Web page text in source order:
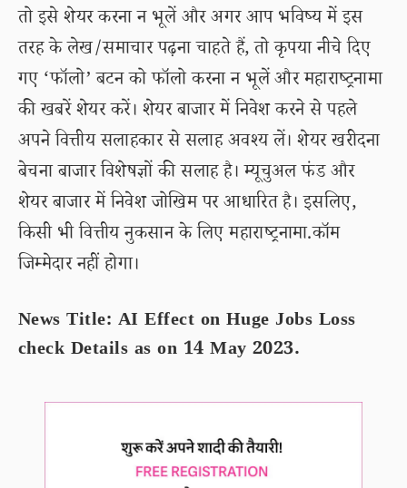
तो इसे शेयर करना न भूलें और अगर आप भविष्य में इस
तरह के लेख/समाचार पढ़ना चाहते हैं, तो कृपया नीचे दिए
गए ‘फॉलो’ बटन को फॉलो करना न भूलें और महाराष्ट्रनामा
की खबरें शेयर करें। शेयर बाजार में निवेश करने से पहले
अपने वित्तीय सलाहकार से सलाह अवश्य लें। शेयर खरीदना
बेचना बाजार विशेषज्ञों की सलाह है। म्यूचुअल फंड और
शेयर बाजार में निवेश जोखिम पर आधारित है। इसलिए,
किसी भी वित्तीय नुकसान के लिए महाराष्ट्रनामा.कॉम
जिम्मेदार नहीं होगा।
News Title: AI Effect on Huge Jobs Loss
check Details as on 14 May 2023.